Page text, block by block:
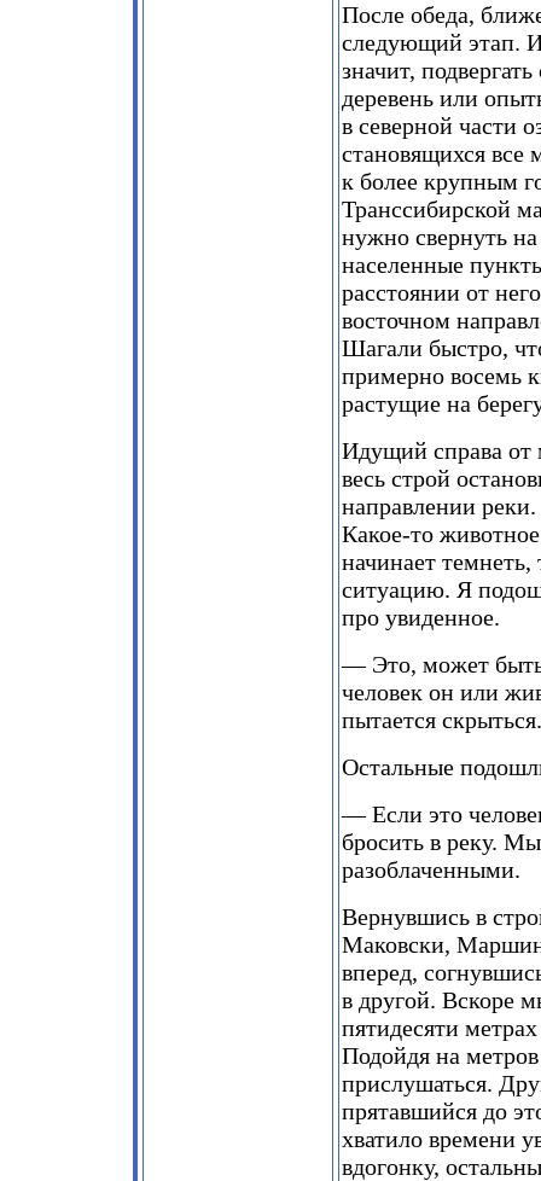
После обеда,
следующий этап.
значит,
деревень или
в северной части
становящихся все
к более крупным
Транссибирской
нужно свернуть
населенные
расстоянии от
восточном
Шагали быстро,
примерно восемь
растущие на
Идущий справа от
весь строй
направлении
Какое-то
начинает
ситуацию. Я
про увиденное.
— Это, может
человек он или
пытается скрыться.
Остальные
— Если это
бросить в реку.
разоблаченными.
Вернувшись в
Маковски,
вперед,
в другой. Вскоре
пятидесяти
Подойдя на
прислушаться.
прятавшийся до
хватило времени
вдогонку,